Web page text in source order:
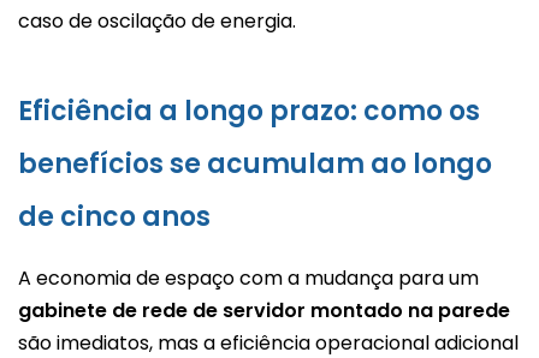
caso de oscilação de energia.
Eficiência a longo prazo: como os
benefícios se acumulam ao longo
de cinco anos
A economia de espaço com a mudança para um
gabinete de rede de servidor montado na parede
são imediatos, mas a eficiência operacional adicional